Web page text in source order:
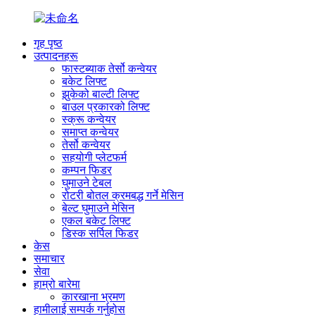
गृह पृष्ठ
उत्पादनहरू
फास्टब्याक तेर्सो कन्वेयर
बकेट लिफ्ट
झुकेको बाल्टी लिफ्ट
बाउल प्रकारको लिफ्ट
स्क्रू कन्वेयर
समाप्त कन्वेयर
तेर्सो कन्वेयर
सहयोगी प्लेटफर्म
कम्पन फिडर
घुमाउने टेबल
रोटरी बोतल क्रमबद्ध गर्ने मेसिन
बेल्ट घुमाउने मेसिन
एकल बकेट लिफ्ट
डिस्क सर्पिल फिडर
केस
समाचार
सेवा
हाम्रो बारेमा
कारखाना भ्रमण
हामीलाई सम्पर्क गर्नुहोस